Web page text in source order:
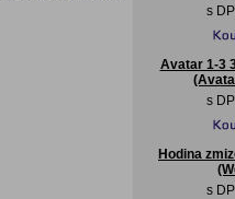
s
Avatar 1-3
s
Hodina
s